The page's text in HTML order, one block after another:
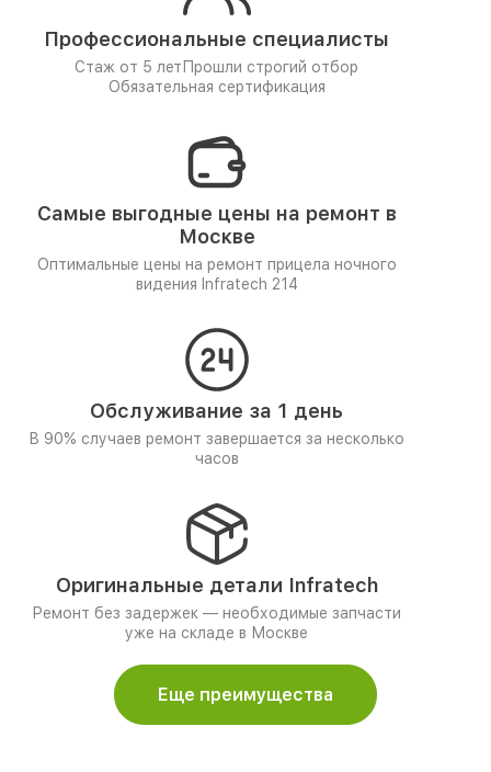
Профессиональные специалисты
Стаж от 5 лет Прошли строгий отбор
Обязательная сертификация
Самые выгодные цены на ремонт в
Москве
Оптимальные цены на ремонт прицела ночного
видения Infratech 214
Обслуживание за 1 день
В 90% случаев ремонт завершается за несколько
часов
Оригинальные детали Infratech
Ремонт без задержек — необходимые запчасти
уже на складе в Москве
Еще преимущества